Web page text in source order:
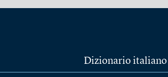
Dizionario italiano